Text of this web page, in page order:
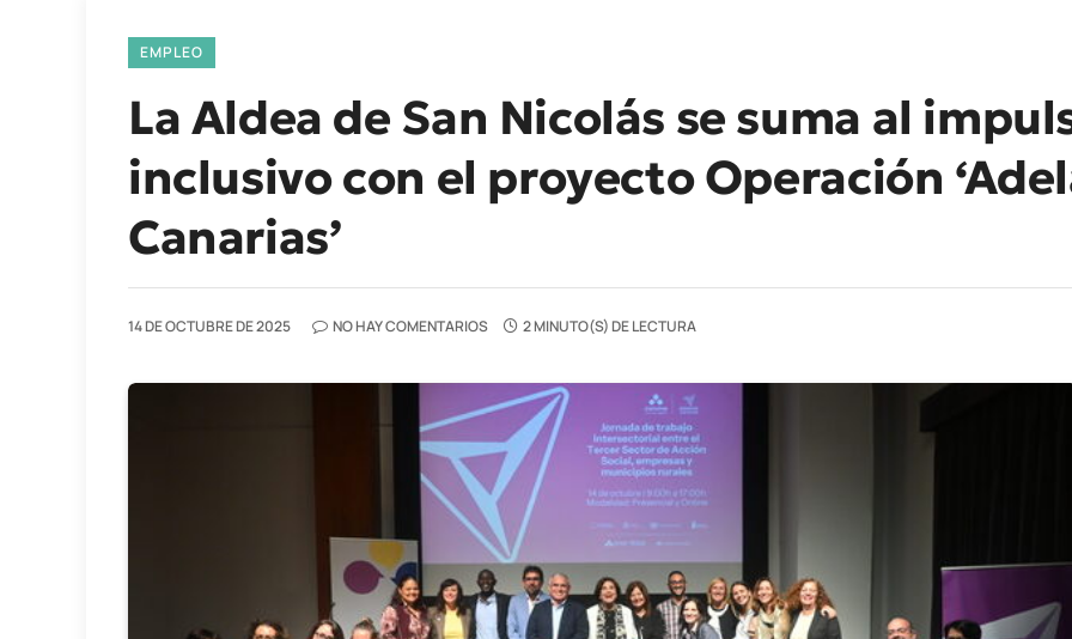
EMPLEO
La Aldea de San Nicolás se suma al
inclusivo con el proyecto Operación
Canarias’
14 DE OCTUBRE DE 2025 NO HAY COMENTARIOS 2 MINUTO(S) DE LECTURA